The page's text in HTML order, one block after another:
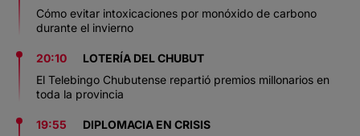
Cómo evitar intoxicaciones por monóxido de carbono
durante el invierno
20:10
LOTERÍA DEL CHUBUT
El Telebingo Chubutense repartió premios millonarios en
toda la provincia
19:55
DIPLOMACIA EN CRISIS